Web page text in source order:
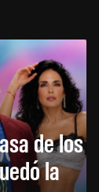
de los
la